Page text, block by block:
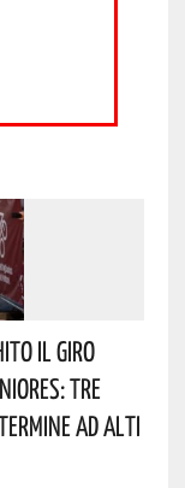
Il Giro
Tre
Ad Alti